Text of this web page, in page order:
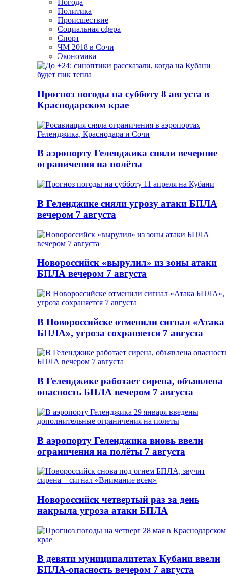
Погода
Политика
Происшествие
Социальная сфера
Спорт
ЧМ 2018 в Сочи
Экономика
Прогноз погоды на субботу 8 августа в
Краснодарском крае
В аэропорту Геленджика сняли вечерние
ограничения на полёты
В Геленджике сняли угрозу атаки БПЛА
вечером 7 августа
Новороссийск «вырулил» из зоны атаки
БПЛА вечером 7 августа
В Новороссийске отменили сигнал «Атака
БПЛА», угроза сохраняется 7 августа
В Геленджике работает сирена, объявлена
опасность БПЛА вечером 7 августа
В аэропорту Геленджика вновь ввели
ограничения на полёты 7 августа
Новороссийск четвертый раз за день
накрыла угроза атаки БПЛА
В девяти муниципалитетах Кубани ввели
БПЛА-опасность вечером 7 августа